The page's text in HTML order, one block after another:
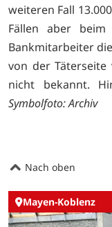
weiteren Fall
Fällen aber beim
Bankmitarbeiter
von der
nicht bekannt.
Symbolfoto: Archiv
Nach oben
Mayen-Koblenz